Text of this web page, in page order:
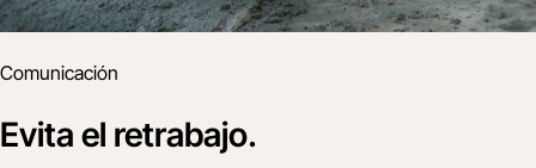
Comunicación
Evita el retrabajo.